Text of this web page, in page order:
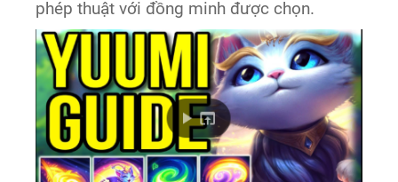
phép thuật với đồng minh được chọn.